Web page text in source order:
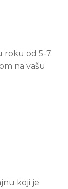
roku od 5-7
na vašu
koji je